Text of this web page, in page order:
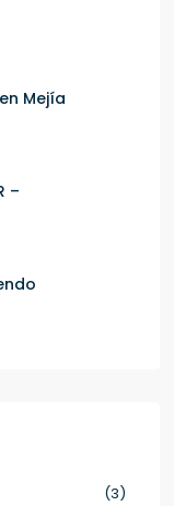
Mejía
–
(3)